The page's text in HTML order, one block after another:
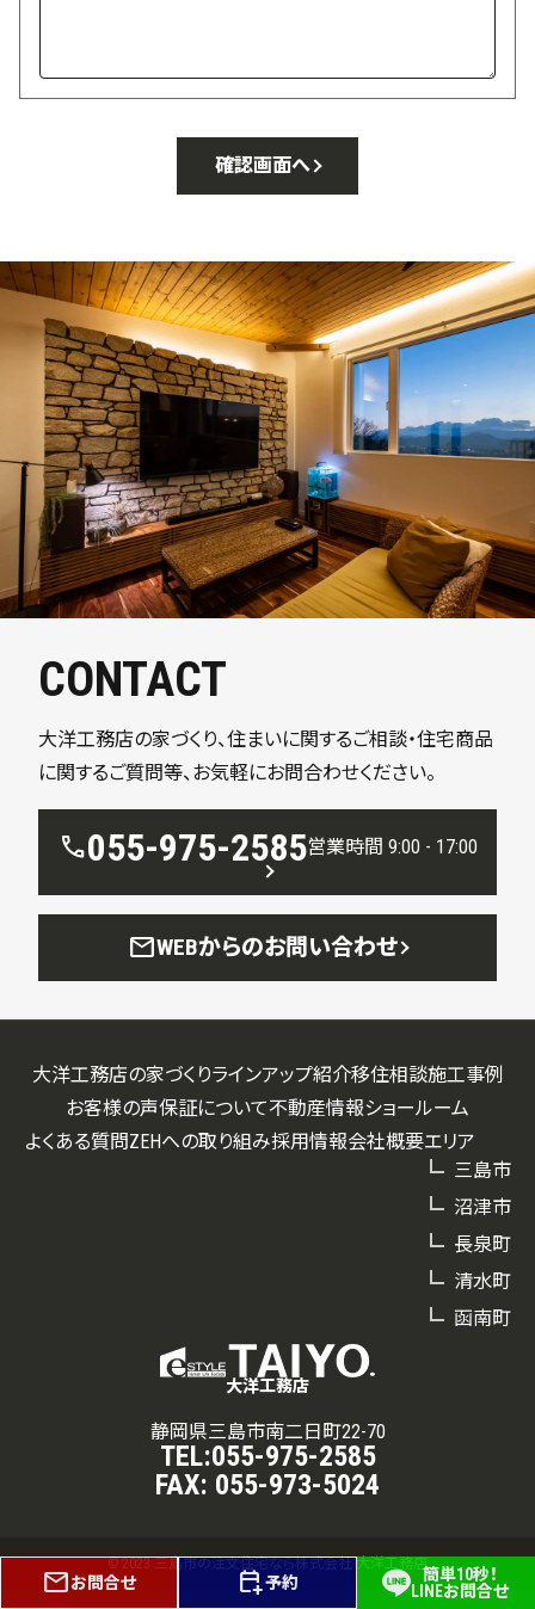
mailお問合せ calendar_add_on予約
簡単10秒！
LINEお問合せ
確認画面へ
CONTACT
大洋工務店の家づくり、住まいに関するご相談・住宅商品
に関するご質問等、お気軽にお問合わせください。
call055-975-2585営業時間 9:00 - 17:00
mailWEBからのお問い合わせ
大洋工務店
静岡県三島市南二日町22-70
TEL:055-975-2585
FAX: 055-973-5024
大洋工務店の家づくりラインアップ紹介移住相談施工事例
お客様の声保証について不動産情報ショールーム
よくある質問ZEHへの取り組み採用情報会社概要エリア
三島市
沼津市
長泉町
清水町
函南町
© 2023 三島市の注文住宅なら株式会社 大洋工務店